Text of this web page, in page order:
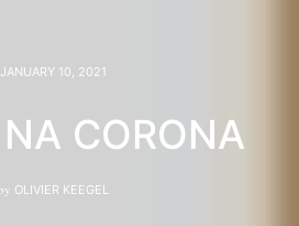
JANUARY 10, 2021
CORONA
by OLIVIER KEEGEL